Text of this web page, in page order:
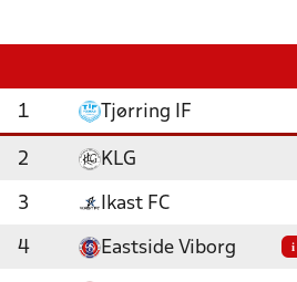
1 Tjørring IF
2 KLG
3 Ikast FC
4 Eastside Viborg i